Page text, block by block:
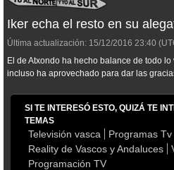
Iker echa el resto en su
Última actualización: 15/12/2016 23:40
El de Atxondo ha hecho balance de todo
incluso ha aprovechado para dar las
SI TE INTERESÓ ESTO, QUIZÁ TE
TEMAS
Televisión vasca
Programas Tv
Reality de Vascos y Andaluces
Programación TV